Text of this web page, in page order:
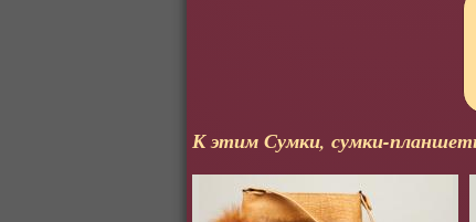
К этим Сумки, сумки-